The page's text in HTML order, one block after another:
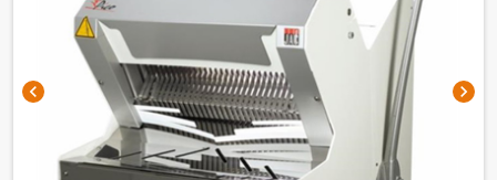
chevron_left chevron_right